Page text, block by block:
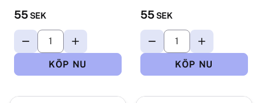
55 SEK 55 SEK